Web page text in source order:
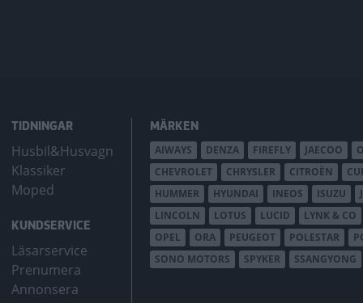
TIDNINGAR
Husbil&Husvagn
Klassiker
Moped
KUNDSERVICE
Läsarservice
Prenumera
Annonsera
MÄRKEN
AIWAYS DENZA FIREFLY JAECOO
CHEVROLET
CHRYSLER CITROËN
HUMMER
HYUNDAI INEOS ISUZU
LINCOLN
LOTUS LUCID LYNK & CO
OPEL
ORA PEUGEOT POLESTAR
SONO MOTORS
SPYKER SSANGYONG